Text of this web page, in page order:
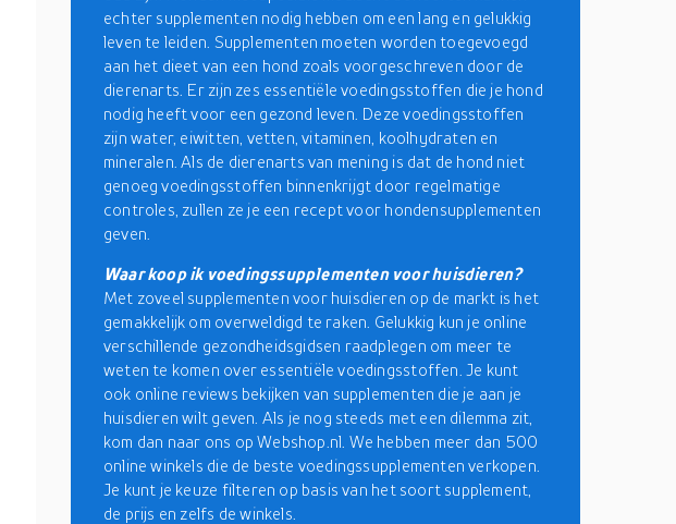
echter supplementen nodig hebben om een lang en gelukkig
leven te leiden. Supplementen moeten worden toegevoegd
aan het dieet van een hond zoals voorgeschreven door de
dierenarts. Er zijn zes essentiële voedingsstoffen die je hond
nodig heeft voor een gezond leven. Deze voedingsstoffen
zijn water, eiwitten, vetten, vitaminen, koolhydraten en
mineralen. Als de dierenarts van mening is dat de hond niet
genoeg voedingsstoffen binnenkrijgt door regelmatige
controles, zullen ze je een recept voor hondensupplementen
geven.
Waar koop ik voedingssupplementen voor huisdieren?
Met zoveel supplementen voor huisdieren op de markt is het
gemakkelijk om overweldigd te raken. Gelukkig kun je online
verschillende gezondheidsgidsen raadplegen om meer te
weten te komen over essentiële voedingsstoffen. Je kunt
ook online reviews bekijken van supplementen die je aan je
huisdieren wilt geven. Als je nog steeds met een dilemma zit,
kom dan naar ons op Webshop.nl. We hebben meer dan 500
online winkels die de beste voedingssupplementen verkopen.
Je kunt je keuze filteren op basis van het soort supplement,
de prijs en zelfs de winkels.